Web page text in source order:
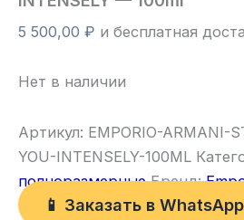
5 500,00 ₽ и бесплатная
Нет в наличии
Артикул: EMPORIO-ARMANI-
YOU-INTENSELY-100ML
полноразмерные Бренд:
📱 Заказать в WhatsApp